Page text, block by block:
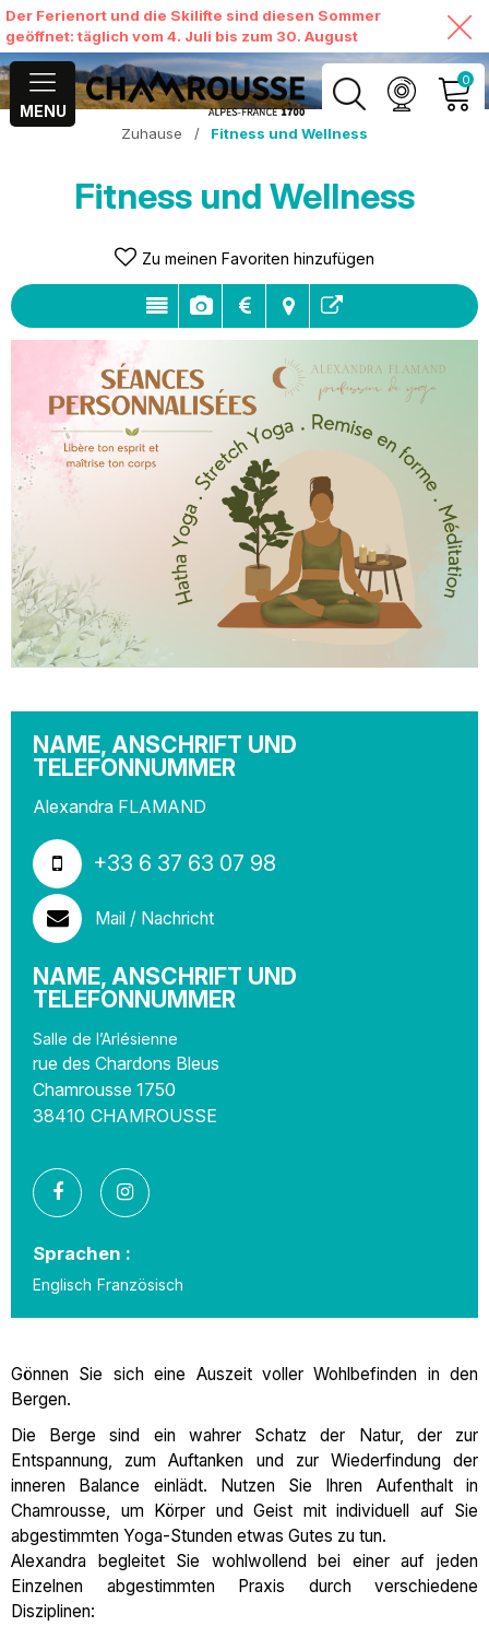
Der Ferienort und die Skilifte sind diesen Sommer
geöffnet: täglich vom 4. Juli bis zum 30. August
MENU
0
MEIN KONTO
MEINEN WARENKORB
Zuhause / Fitness und Wellness
Fitness und Wellness
Zu meinen Favoriten hinzufügen
NAME, ANSCHRIFT UND
TELEFONNUMMER
Alexandra FLAMAND
+33 6 37 63 07 98
Mail / Nachricht
NAME, ANSCHRIFT UND
TELEFONNUMMER
Salle de l’Arlésienne
rue des Chardons Bleus
Chamrousse 1750
38410 CHAMROUSSE
Sprachen :
Englisch Französisch
Gönnen Sie sich eine Auszeit voller Wohlbefinden in den
Bergen.
Die Berge sind ein wahrer Schatz der Natur, der zur
Entspannung, zum Auftanken und zur Wiederfindung der
inneren Balance einlädt. Nutzen Sie Ihren Aufenthalt in
Chamrousse, um Körper und Geist mit individuell auf Sie
abgestimmten Yoga-Stunden etwas Gutes zu tun.
Alexandra begleitet Sie wohlwollend bei einer auf jeden
Einzelnen abgestimmten Praxis durch verschiedene
Disziplinen: